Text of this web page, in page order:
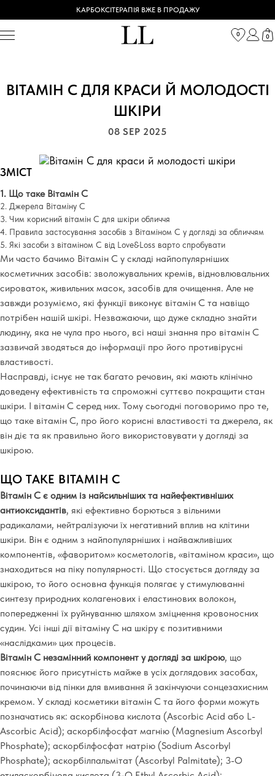
КАРБОКСІТЕРАПІЯ ВЖЕ В ПРОДАЖУ
0 0
ВІТАМІН С ДЛЯ КРАСИ Й МОЛОДОСТІ
ШКІРИ
08 SEP 2025
ЗМІСТ
1. Що таке Вітамін С
2. Джерела Вітаміну С
3. Чим корисний вітамін С для шкіри обличчя
4. Правила застосування засобів з Вітаміном С у догляді за обличчям
5. Які засоби з вітаміном С від Love&Loss варто спробувати
Ми часто бачимо Вітамін С у складі найпопулярніших
косметичних засобів: зволожувальних кремів, відновлювальних
сироваток, живильних масок, засобів для очищення. Але не
завжди розуміємо, які функції виконує вітамін С та навіщо
потрібен нашій шкірі. Незважаючи, що дуже складно знайти
людину, яка не чула про нього, всі наші знання про вітамін С
зазвичай зводяться до інформації про його противірусні
властивості.
Насправді, існує не так багато речовин, які мають клінічно
доведену ефективність та спроможні суттєво покращити стан
шкіри. І вітамін С серед них. Тому сьогодні поговоримо про те,
що таке вітамін С, про його корисні властивості та джерела, як
він діє та як правильно його використовувати у догляді за
шкірою.
ЩО ТАКЕ ВІТАМІН С
Вітамін С є одним із найсильніших та найефективніших
антиоксидантів, які ефективно борються з вільними
радикалами, нейтралізуючи їх негативний вплив на клітини
шкіри. Він є одним з найпопулярніших і найважливіших
компонентів, «фаворитом» косметологів, «вітаміном краси», що
знаходиться на піку популярності. Що стосується догляду за
шкірою, то його основна функція полягає у стимулюванні
синтезу природних колагенових і еластинових волокон,
попередженні їх руйнуванню шляхом зміцнення кровоносних
судин. Усі інші дії вітаміну С на шкіру є позитивними
«наслідками» цих процесів.
Вітамін С незамінний компонент у догляді за шкірою, що
пояснює його присутність майже в усіх доглядових засобах,
починаючи від пінки для вмивання й закінчуючи сонцезахисним
кремом. У складі косметики вітамін С та його форми можуть
позначатись як: аскорбінова кислота (Ascorbic Acid або L-
Ascorbic Acid); аскорбілфосфат магнію (Magnesium Ascorbyl
Phosphate); аскорбілфосфат натрію (Sodium Ascorbyl
Phosphate); аскорбілпальмітат (Ascorbyl Palmitate); 3-O